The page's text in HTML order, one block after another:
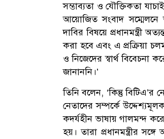
সম্ভাব্যতা ও যৌক্তিকতা
আয়োজিত সংবাদ সম্মেলনে
দাবির বিষয়ে
করা হবে এবং এ প্রক্রিয়া
ও নিজেদের স্বার্থ
জানাননি।’
তিনি বলেন, ‘কিন্তু বিটিএ’র
নেতাদের সম্পর্কে
কদর্যহীন ভাষায় গালমন্দ
হয়। তারা প্রধানমন্ত্রীর